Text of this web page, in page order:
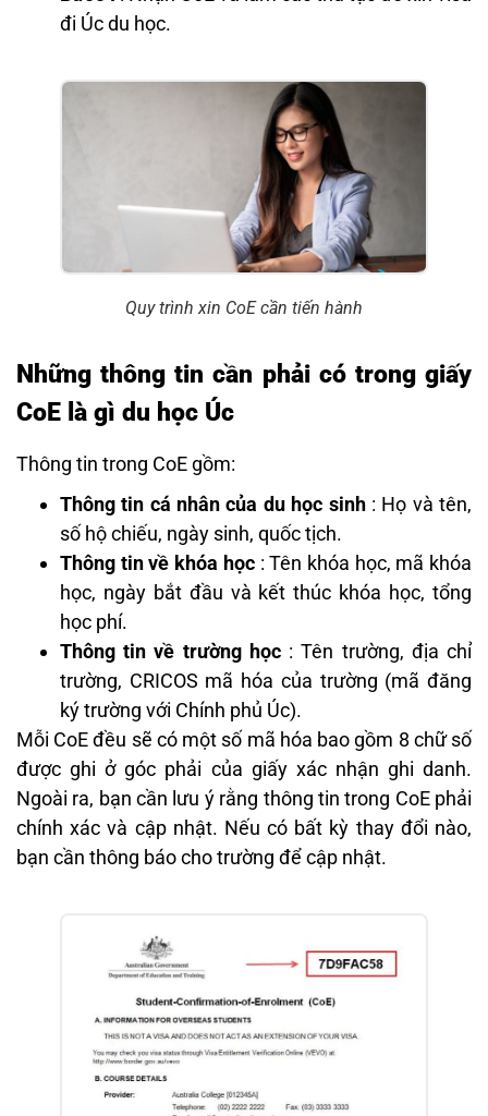
đi Úc du học.
Quy trình xin CoE cần tiến hành
Những thông tin cần phải có trong giấy
CoE là gì du học Úc
Thông tin trong CoE gồm:
Thông tin cá nhân của du học sinh: Họ và tên,
số hộ chiếu, ngày sinh, quốc tịch.
Thông tin về khóa học: Tên khóa học, mã khóa
học, ngày bắt đầu và kết thúc khóa học, tổng
học phí.
Thông tin về trường học: Tên trường, địa chỉ
trường, CRICOS mã hóa của trường (mã đăng
ký trường với Chính phủ Úc).
Mỗi CoE đều sẽ có một số mã hóa bao gồm 8 chữ số
được ghi ở góc phải của giấy xác nhận ghi danh.
Ngoài ra, bạn cần lưu ý rằng thông tin trong CoE phải
chính xác và cập nhật. Nếu có bất kỳ thay đổi nào,
bạn cần thông báo cho trường để cập nhật.